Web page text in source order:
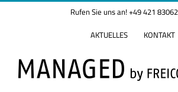
Zum
Rufen Sie uns an! +49 421
AKTUELLES
KONTAKT